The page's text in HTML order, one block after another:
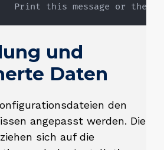
Print this message or the
und
Daten
den
angepasst werden. Die
sich auf die